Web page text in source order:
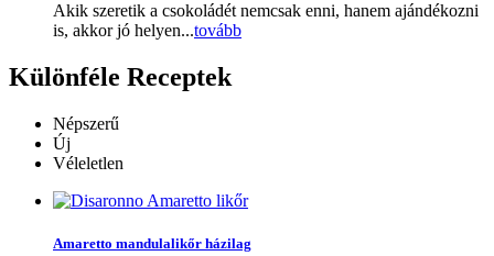
Akik szeretik a csokoládét nemcsak enni, hanem ajándékozni
is, akkor jó helyen...tovább
Különféle Receptek
Népszerű
Új
Véleletlen
Amaretto mandulalikőr házilag